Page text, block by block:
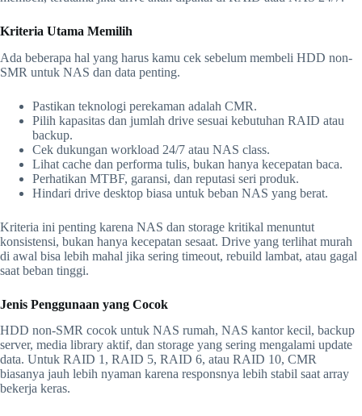
Kriteria Utama Memilih
Ada beberapa hal yang harus kamu cek sebelum membeli HDD non-
SMR untuk NAS dan data penting.
Pastikan teknologi perekaman adalah CMR.
Pilih kapasitas dan jumlah drive sesuai kebutuhan RAID atau
backup.
Cek dukungan workload 24/7 atau NAS class.
Lihat cache dan performa tulis, bukan hanya kecepatan baca.
Perhatikan MTBF, garansi, dan reputasi seri produk.
Hindari drive desktop biasa untuk beban NAS yang berat.
Kriteria ini penting karena NAS dan storage kritikal menuntut
konsistensi, bukan hanya kecepatan sesaat. Drive yang terlihat murah
di awal bisa lebih mahal jika sering timeout, rebuild lambat, atau gagal
saat beban tinggi.
Jenis Penggunaan yang Cocok
HDD non-SMR cocok untuk NAS rumah, NAS kantor kecil, backup
server, media library aktif, dan storage yang sering mengalami update
data. Untuk RAID 1, RAID 5, RAID 6, atau RAID 10, CMR
biasanya jauh lebih nyaman karena responsnya lebih stabil saat array
bekerja keras.